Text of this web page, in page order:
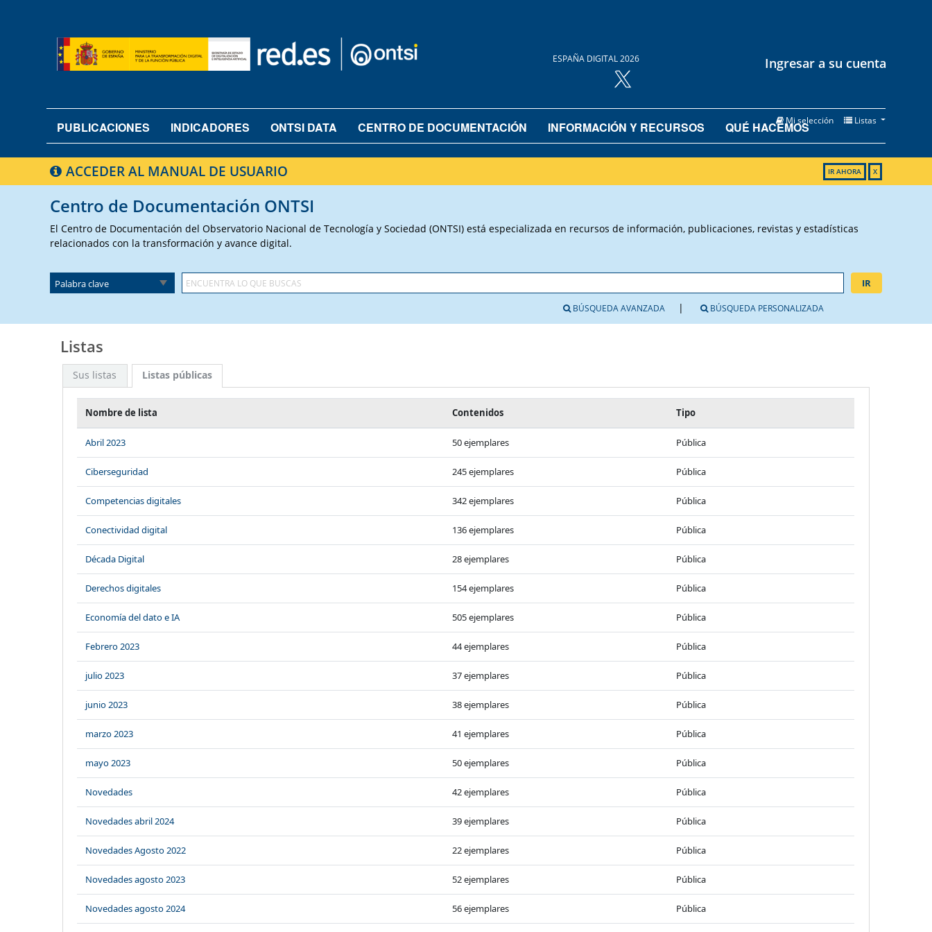
ESPAÑA DIGITAL 2026
Mi selección Listas
Ingresar a su cuenta
PUBLICACIONES INDICADORES ONTSI DATA CENTRO DE DOCUMENTACIÓN INFORMACIÓN Y RECURSOS QUÉ HACEMOS
ACCEDER AL MANUAL DE USUARIO X
IR AHORA
Centro de Documentación ONTSI
El Centro de Documentación del Observatorio Nacional de Tecnología y Sociedad (ONTSI) está especializada en recursos de información, publicaciones, revistas y estadísticas
relacionados con la transformación y avance digital.
Palabra clave IR
BÚSQUEDA AVANZADA BÚSQUEDA PERSONALIZADA
Listas
Sus listas Listas públicas
Nombre de lista Contenidos Tipo
Abril 2023 50 ejemplares Pública
Ciberseguridad 245 ejemplares Pública
Competencias digitales 342 ejemplares Pública
Conectividad digital 136 ejemplares Pública
Década Digital 28 ejemplares Pública
Derechos digitales 154 ejemplares Pública
Economía del dato e IA 505 ejemplares Pública
Febrero 2023 44 ejemplares Pública
julio 2023 37 ejemplares Pública
junio 2023 38 ejemplares Pública
marzo 2023 41 ejemplares Pública
mayo 2023 50 ejemplares Pública
Novedades 42 ejemplares Pública
Novedades abril 2024 39 ejemplares Pública
Novedades Agosto 2022 22 ejemplares Pública
Novedades agosto 2023 52 ejemplares Pública
Novedades agosto 2024 56 ejemplares Pública